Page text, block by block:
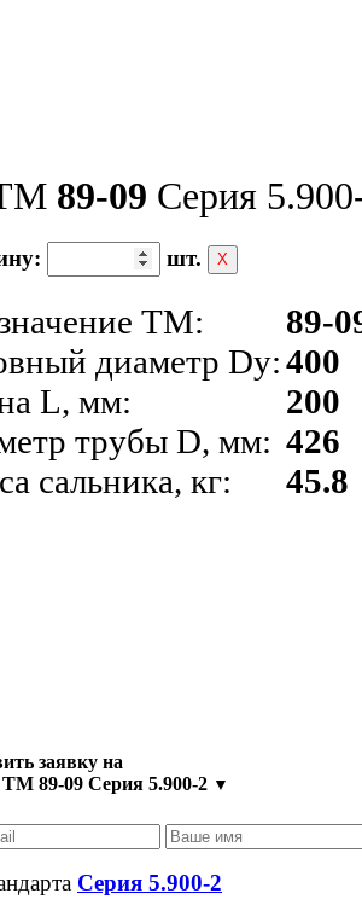
89-09 Серия
шт. Х
ТМ:
диаметр Dy:
L, мм:
трубы D, мм:
сальника, кг:
89-
400
200
426
45.8
заявку на
89-09 Серия 5.900-2 ▼
Серия 5.900-2